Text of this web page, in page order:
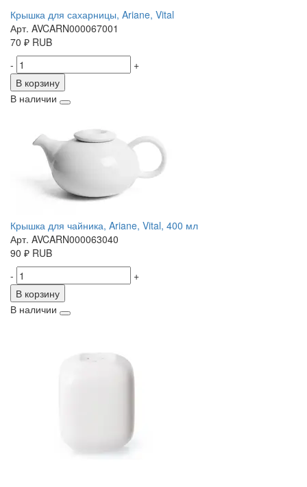
Крышка для сахарницы, Ariane, Vital
Арт. AVCARN000067001
70 ₽ RUB
-
+
В корзину
В наличии
Крышка для чайника, Ariane, Vital, 400 мл
Арт. AVCARN000063040
90 ₽ RUB
-
+
В корзину
В наличии